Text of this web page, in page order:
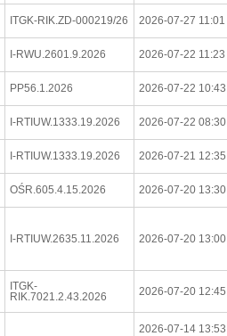
ITGK-RIK.ZD-000219/26 2026-07-27 11:01
I-RWU.2601.9.2026 2026-07-22 11:23
PP56.1.2026 2026-07-22 10:43
I-RTIUW.1333.19.2026 2026-07-22 08:30
I-RTIUW.1333.19.2026 2026-07-21 12:35
OŚR.605.4.15.2026 2026-07-20 13:30
I-RTIUW.2635.11.2026 2026-07-20 13:00
ITGK-
RIK.7021.2.43.2026
2026-07-20 12:45
2026-07-14 13:53